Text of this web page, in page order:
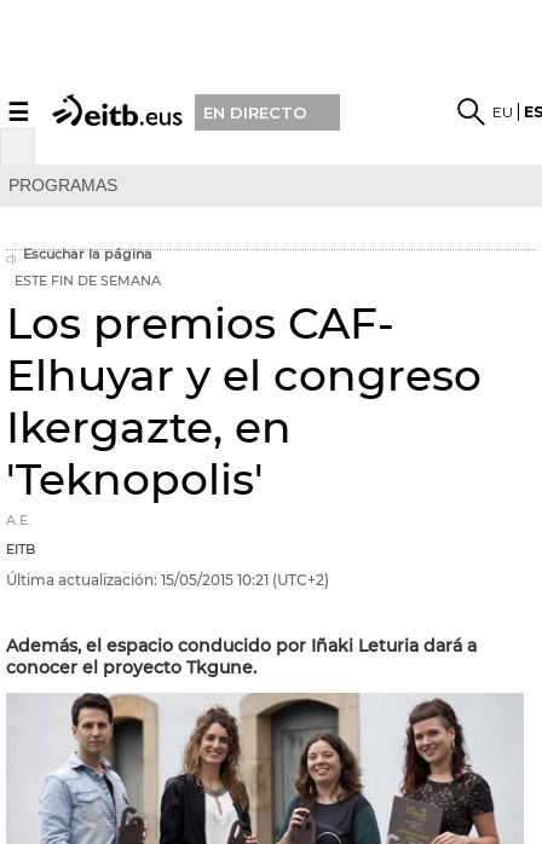
☰ EN DIRECTO EU
PROGRAMAS
Escuchar la página
ESTE FIN DE SEMANA
Los premios CAF-
Elhuyar y el congreso
Ikergazte, en
'Teknopolis'
A.E.
EITB
Última actualización: 15/05/2015 10:21 (UTC+2)
Además, el espacio conducido por Iñaki Leturia dará a
conocer el proyecto Tkgune.